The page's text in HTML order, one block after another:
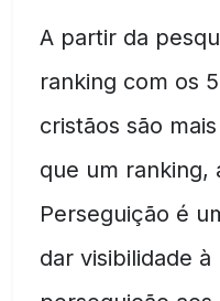
A partir da
ranking com os
cristãos são
que um ranking,
Perseguição é
dar visibilidade à